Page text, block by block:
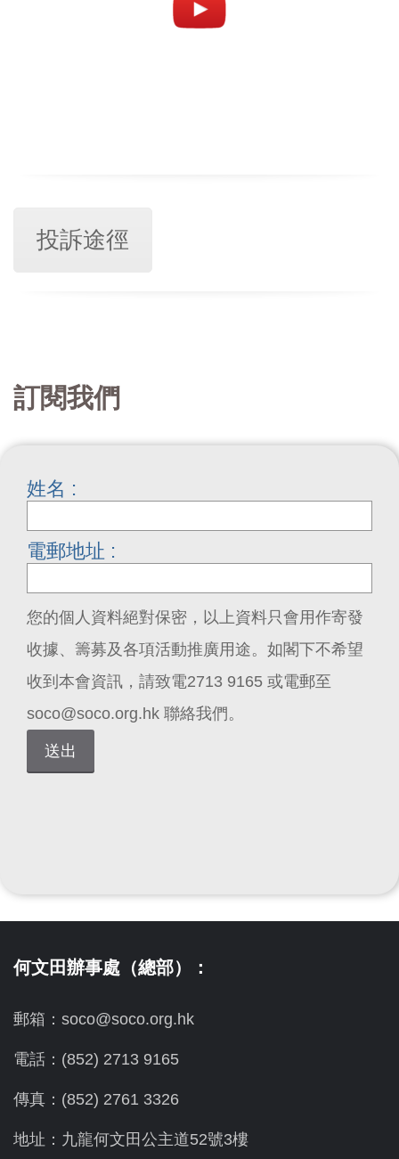
投訴途徑
訂閱我們
姓名 :
電郵地址 :
您的個人資料絕對保密，以上資料只會用作寄發
收據、籌募及各項活動推廣用途。如閣下不希望
收到本會資訊，請致電2713 9165 或電郵至
soco@soco.org.hk 聯絡我們。
何文田辦事處（總部）：
郵箱：soco@soco.org.hk
電話：(852) 2713 9165
傳真：(852) 2761 3326
地址：九龍何文田公主道52號3樓